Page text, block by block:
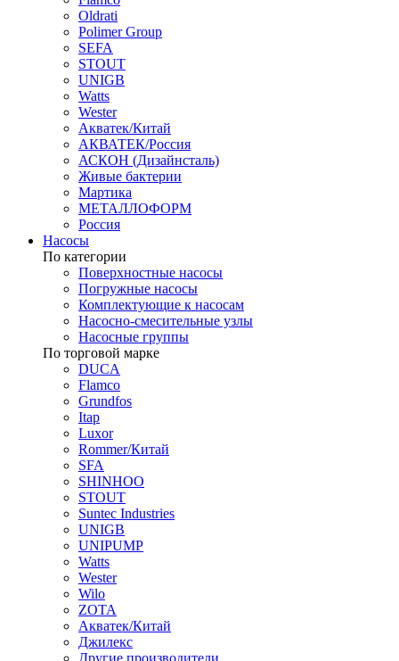
Oldrati
Polimer Group
SEFA
STOUT
UNIGB
Watts
Wester
Акватек/Китай
АКВАТЕК/Россия
АСКОН (Дизайнсталь)
Живые бактерии
Мартика
МЕТАЛЛОФОРМ
Россия
Насосы
По категории
Поверхностные насосы
Погружные насосы
Комплектующие к насосам
Насосно-смесительные узлы
Насосные группы
По торговой марке
DUCA
Flamco
Grundfos
Itap
Luxor
Rommer/Китай
SFA
SHINHOO
STOUT
Suntec Industries
UNIGB
UNIPUMP
Watts
Wester
Wilo
ZOTA
Акватек/Китай
Джилекс
Другие производители